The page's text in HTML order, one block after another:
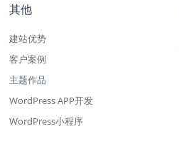
其他
建站优势
客户案例
主题作品
WordPress APP开发
WordPress小程序